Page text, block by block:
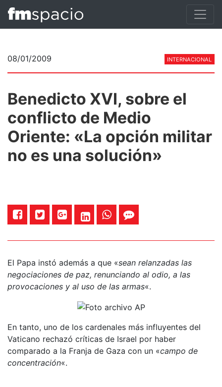
08/01/2009 INTERNACIONAL
Benedicto XVI, sobre el
conflicto de Medio
Oriente: «La opción militar
no es una solución»
El Papa instó además a que «sean relanzadas las
negociaciones de paz, renunciando al odio, a las
provocaciones y al uso de las armas«.
En tanto, uno de los cardenales más influyentes del
Vaticano rechazó críticas de Israel por haber
comparado a la Franja de Gaza con un «campo de
concentración«.